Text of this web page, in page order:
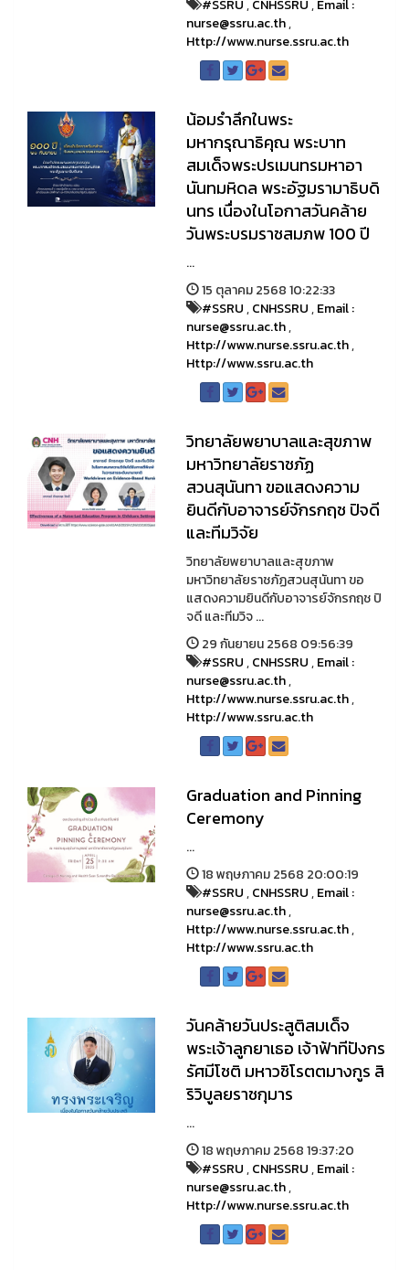
#SSRU,CNHSSRU,Email :
nurse@ssru.ac.th,
Http://www.nurse.ssru.ac.th
น้อมรำลึกในพระ
มหากรุณาธิคุณ พระบาท
สมเด็จพระปรเมนทรมหาอา
นันทมหิดล พระอัฐมรามาธิบดิ
นทร เนื่องในโอกาสวันคล้าย
วันพระบรมราชสมภพ 100 ปี
...
15 ตุลาคม 2568 10:22:33
#SSRU,CNHSSRU,Email :
nurse@ssru.ac.th,
Http://www.nurse.ssru.ac.th,
Http://www.ssru.ac.th
วิทยาลัยพยาบาลและสุขภาพ
มหาวิทยาลัยราชภัฏ
สวนสุนันทา ขอแสดงความ
ยินดีกับอาจารย์จักรกฤช ปิจดี
และทีมวิจัย
วิทยาลัยพยาบาลและสุขภาพ
มหาวิทยาลัยราชภัฏสวนสุนันทา ขอ
แสดงความยินดีกับอาจารย์จักรกฤช ปิ
จดี และทีมวิจ ...
29 กันยายน 2568 09:56:39
#SSRU,CNHSSRU,Email :
nurse@ssru.ac.th,
Http://www.nurse.ssru.ac.th,
Http://www.ssru.ac.th
Graduation and Pinning
Ceremony
...
18 พฤษภาคม 2568 20:00:19
#SSRU,CNHSSRU,Email :
nurse@ssru.ac.th,
Http://www.nurse.ssru.ac.th,
Http://www.ssru.ac.th
วันคล้ายวันประสูติสมเด็จ
พระเจ้าลูกยาเธอ เจ้าฟ้าทีปังกร
รัศมีโชติ มหาวชิโรตตมางกูร สิ
ริวิบูลยราชกุมาร
...
18 พฤษภาคม 2568 19:37:20
#SSRU,CNHSSRU,Email :
nurse@ssru.ac.th,
Http://www.nurse.ssru.ac.th